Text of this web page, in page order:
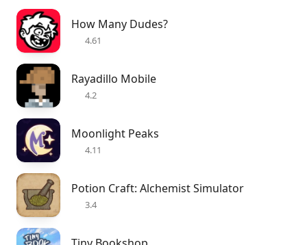
How Many Dudes?
4.61
Rayadillo Mobile
4.2
Moonlight Peaks
4.11
Potion Craft: Alchemist Simulator
3.4